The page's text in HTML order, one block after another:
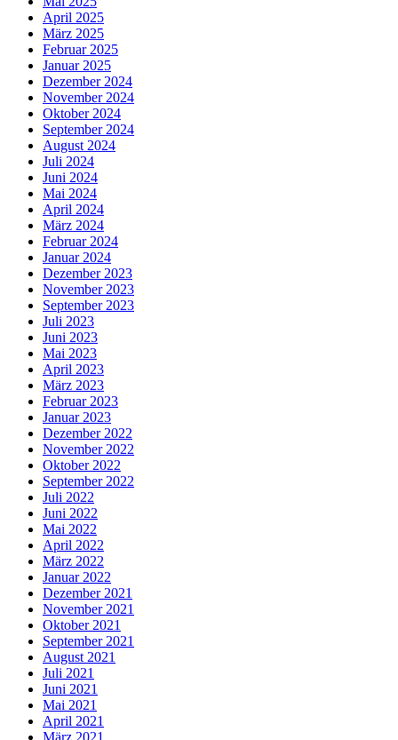
April 2025
März 2025
Februar 2025
Januar 2025
Dezember 2024
November 2024
Oktober 2024
September 2024
August 2024
Juli 2024
Juni 2024
Mai 2024
April 2024
März 2024
Februar 2024
Januar 2024
Dezember 2023
November 2023
September 2023
Juli 2023
Juni 2023
Mai 2023
April 2023
März 2023
Februar 2023
Januar 2023
Dezember 2022
November 2022
Oktober 2022
September 2022
Juli 2022
Juni 2022
Mai 2022
April 2022
März 2022
Januar 2022
Dezember 2021
November 2021
Oktober 2021
September 2021
August 2021
Juli 2021
Juni 2021
Mai 2021
April 2021